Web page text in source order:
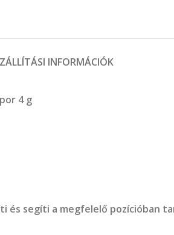
INFORMÁCIÓK
4 g
és segíti a megfelelő pozícióban